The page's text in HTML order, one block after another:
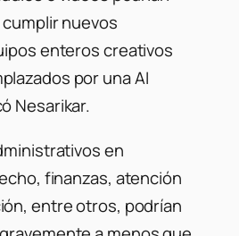
nuevos
enteros creativos
por una AI
Nesarikar.
en
finanzas, atención
entre otros, podrían